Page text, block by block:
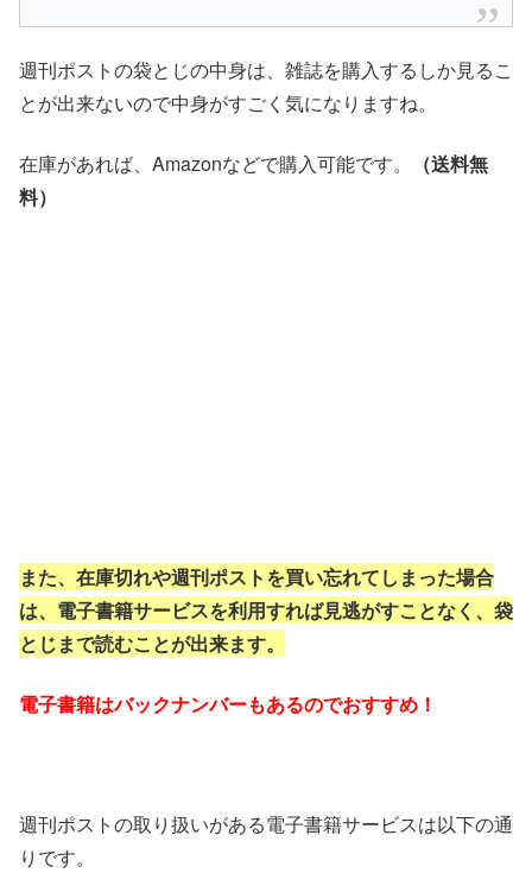
週刊ポストの袋とじの中身は、雑誌を購入するしか見るこ
とが出来ないので中身がすごく気になりますね。
在庫があれば、Amazonなどで購入可能です。
（送料無
料）
また、在庫切れや週刊ポストを買い忘れてしまった場合
は、電子書籍サービスを利用すれば見逃がすことなく、袋
とじまで読むことが出来ます。
電子書籍はバックナンバーもあるのでおすすめ！
週刊ポストの取り扱いがある電子書籍サービスは以下の通
りです。